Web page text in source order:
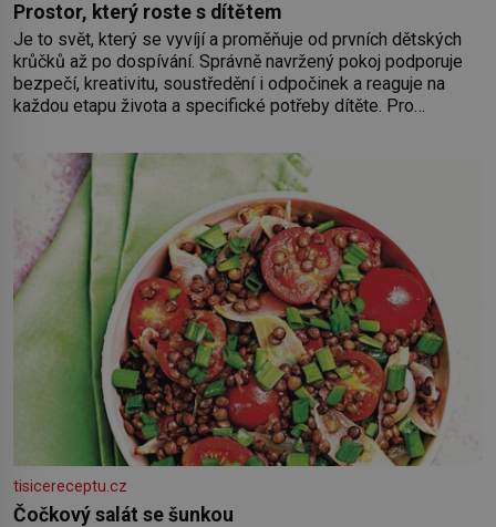
Prostor, který roste s dítětem
Je to svět, který se vyvíjí a proměňuje od prvních dětských
krůčků až po dospívání. Správně navržený pokoj podporuje
bezpečí, kreativitu, soustředění i odpočinek a reaguje na
každou etapu života a specifické potřeby dítěte. Pro
by pokoj miminka měl působit především klidně a útulně.
Předškolní věk je
tisicereceptu.cz
Čočkový salát se šunkou